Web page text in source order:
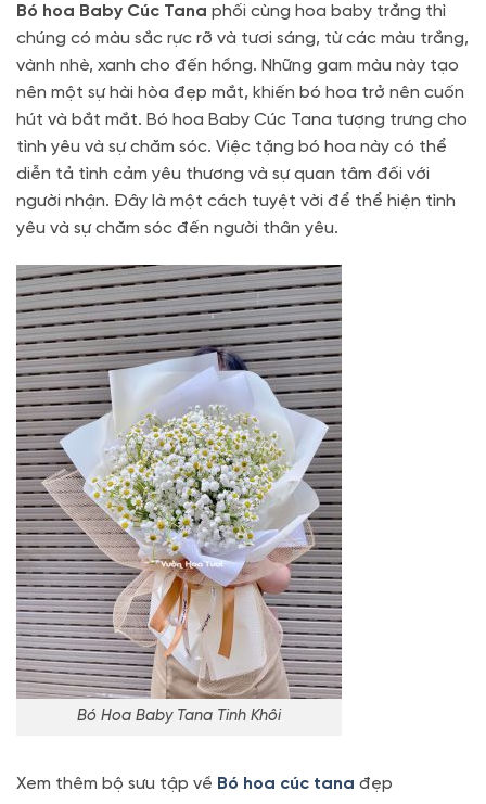
Bó hoa Baby Cúc Tana phối cùng hoa baby trắng thì
chúng có màu sắc rực rỡ và tươi sáng, từ các màu trắng,
vành nhè, xanh cho đến hồng. Những gam màu này tạo
nên một sự hài hòa đẹp mắt, khiến bó hoa trở nên cuốn
hút và bắt mắt. Bó hoa Baby Cúc Tana tượng trưng cho
tình yêu và sự chăm sóc. Việc tặng bó hoa này có thể
diễn tả tình cảm yêu thương và sự quan tâm đối với
người nhận. Đây là một cách tuyệt vời để thể hiện tình
yêu và sự chăm sóc đến người thân yêu.
Bó Hoa Baby Tana Tinh Khôi
Xem thêm bộ sưu tập về Bó hoa cúc tana đẹp